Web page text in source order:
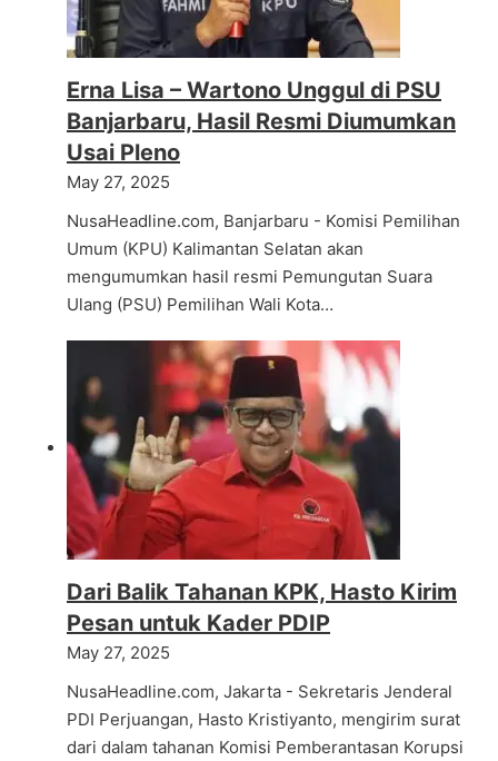
Erna Lisa – Wartono Unggul di PSU
Banjarbaru, Hasil Resmi Diumumkan
Usai Pleno
May 27, 2025
NusaHeadline.com, Banjarbaru - Komisi Pemilihan
Umum (KPU) Kalimantan Selatan akan
mengumumkan hasil resmi Pemungutan Suara
Ulang (PSU) Pemilihan Wali Kota…
Dari Balik Tahanan KPK, Hasto Kirim
Pesan untuk Kader PDIP
May 27, 2025
NusaHeadline.com, Jakarta - Sekretaris Jenderal
PDI Perjuangan, Hasto Kristiyanto, mengirim surat
dari dalam tahanan Komisi Pemberantasan Korupsi